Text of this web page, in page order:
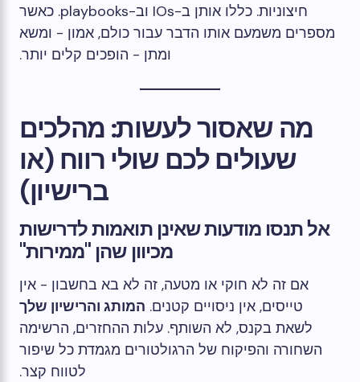
חיצוניות. כללו אותן ב-IOs וב-playbooks. כאשר
מספרים משמעם אותו הדבר עבור כולם, אמון - ומשא
ומתן - הופכים קלים יותר.
מה שאסור לעשות: מהלכים
שעולים לכם שולי רווח (או
ברישיון)
אל תנסו מודעות שאינן תואמות לדרישות
מכיוון שהן "ממירות"
אם זה לא חוקי או מטעה, זה לא בא בחשבון - אין
טייסים, אין ניסויים קטנים. המותג והרישיון שלך
לשאת בקנס, לא השותף. עלות ההחזרים, הרשימה
השחורה והפיקוח של הרגולטורים מגמדת כל שיפור
לטווח קצר.